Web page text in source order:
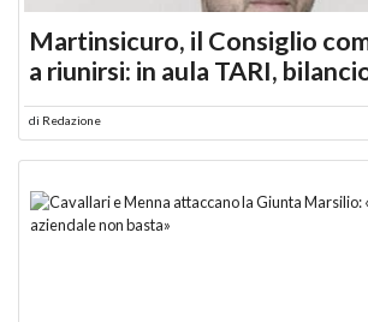
Martinsicuro, il Consiglio
a riunirsi: in aula TARI,
di Redazione